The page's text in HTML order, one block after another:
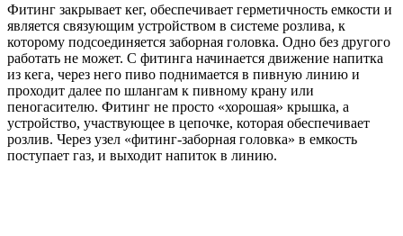
Фитинг закрывает кег, обеспечивает герметичность емкости и
является связующим устройством в системе розлива, к
которому подсоединяется заборная головка. Одно без другого
работать не может. С фитинга начинается движение напитка
из кега, через него пиво поднимается в пивную линию и
проходит далее по шлангам к пивному крану или
пеногасителю. Фитинг не просто «хорошая» крышка, а
устройство, участвующее в цепочке, которая обеспечивает
розлив. Через узел «фитинг-заборная головка» в емкость
поступает газ, и выходит напиток в линию.